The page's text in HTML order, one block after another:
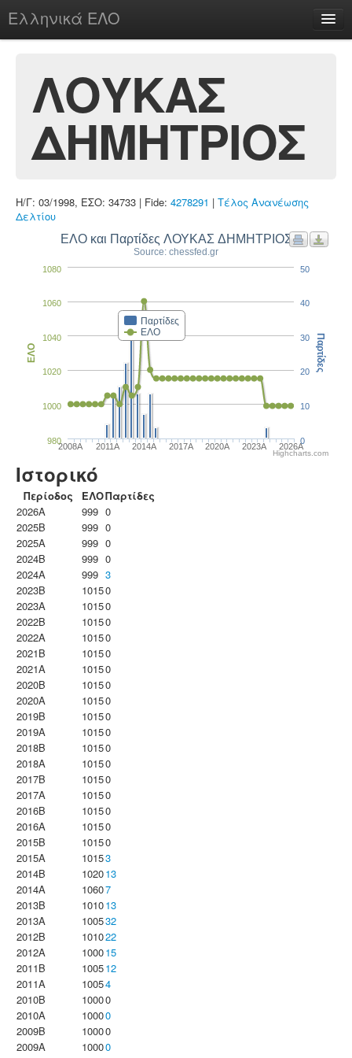
Ελληνικά ΕΛΟ
chesstu.be @ discord
Login
ΛΟΥΚΑΣ
ΔΗΜΗΤΡΙΟΣ
Η/Γ: 03/1998, ΕΣΟ: 34733 | Fide: 4278291 | Τέλος Ανανέωσης
Δελτίου
ΕΛΟ και Παρτίδες ΛΟΥΚΑΣ ΔΗΜΗΤΡΙΟΣ
Source: chessfed.gr
Παρτίδες
ΕΛΟ
2008A 2011A 2014A 2017A 2020A 2023Α 2026A
980
1000
1020
1040
1060
1080
ΕΛΟ
0
10
20
30
40
50
Παρτίδες
Highcharts.com
Ιστορικό
Περίοδος ΕΛΟΠαρτίδες
2026A
999 0
2025B
999 0
2025A
999 0
2024B
999 0
2024A
999 3
2023B
10150
2023Α
10150
2022B
10150
2022A
10150
2021B
10150
2021A
10150
2020B
10150
2020A
10150
2019B
10150
2019A
10150
2018B
10150
2018A
10150
2017B
10150
2017A
10150
2016B
10150
2016A
10150
2015B
10150
2015A
10153
2014B
102013
2014A
10607
2013B
101013
2013A
100532
2012B
101022
2012A
100015
2011B
100512
2011A
10054
2010B
10000
2010A
10000
2009B
10000
2009A
10000